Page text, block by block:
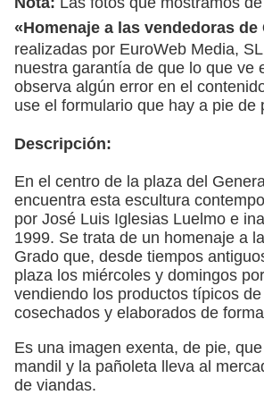
«Homenaje a las vendedoras de
realizadas por EuroWeb Media,
nuestra garantía de que lo que ve
observa algún error en el
use el formulario que hay a pie de
Descripción:
En el centro de la plaza del
encuentra esta escultura
por José Luis Iglesias Luelmo e
1999. Se trata de un homenaje a
Grado que, desde tiempos
plaza los miércoles y domingos
vendiendo los productos típicos
cosechados y elaborados de
Es una imagen exenta, de pie,
mandil y la pañoleta lleva al
de viandas.